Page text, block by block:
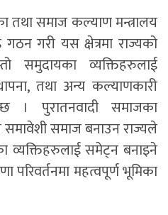
तथा समाज कल्याण मन्त्रालय
गरी यस क्षेत्रमा राज्यको
समुदायका व्यक्तिहरुलाई
तथा अन्य कल्याणकारी
। पुरातनवादी समाजका
समावेशी समाज बनाउन राज्यले
व्यक्तिहरुलाई समेट्न बनाइने
परिवर्तनमा महत्वपूर्ण भूमिका